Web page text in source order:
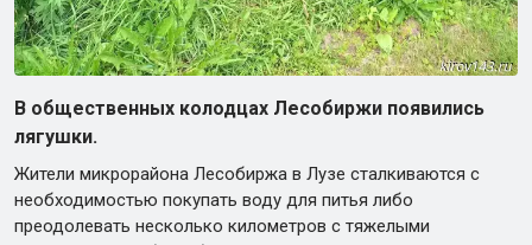
В общественных колодцах Лесобиржи появились
лягушки.
Жители микрорайона Лесобиржа в Лузе сталкиваются с
необходимостью покупать воду для питья либо
преодолевать несколько километров с тяжелыми